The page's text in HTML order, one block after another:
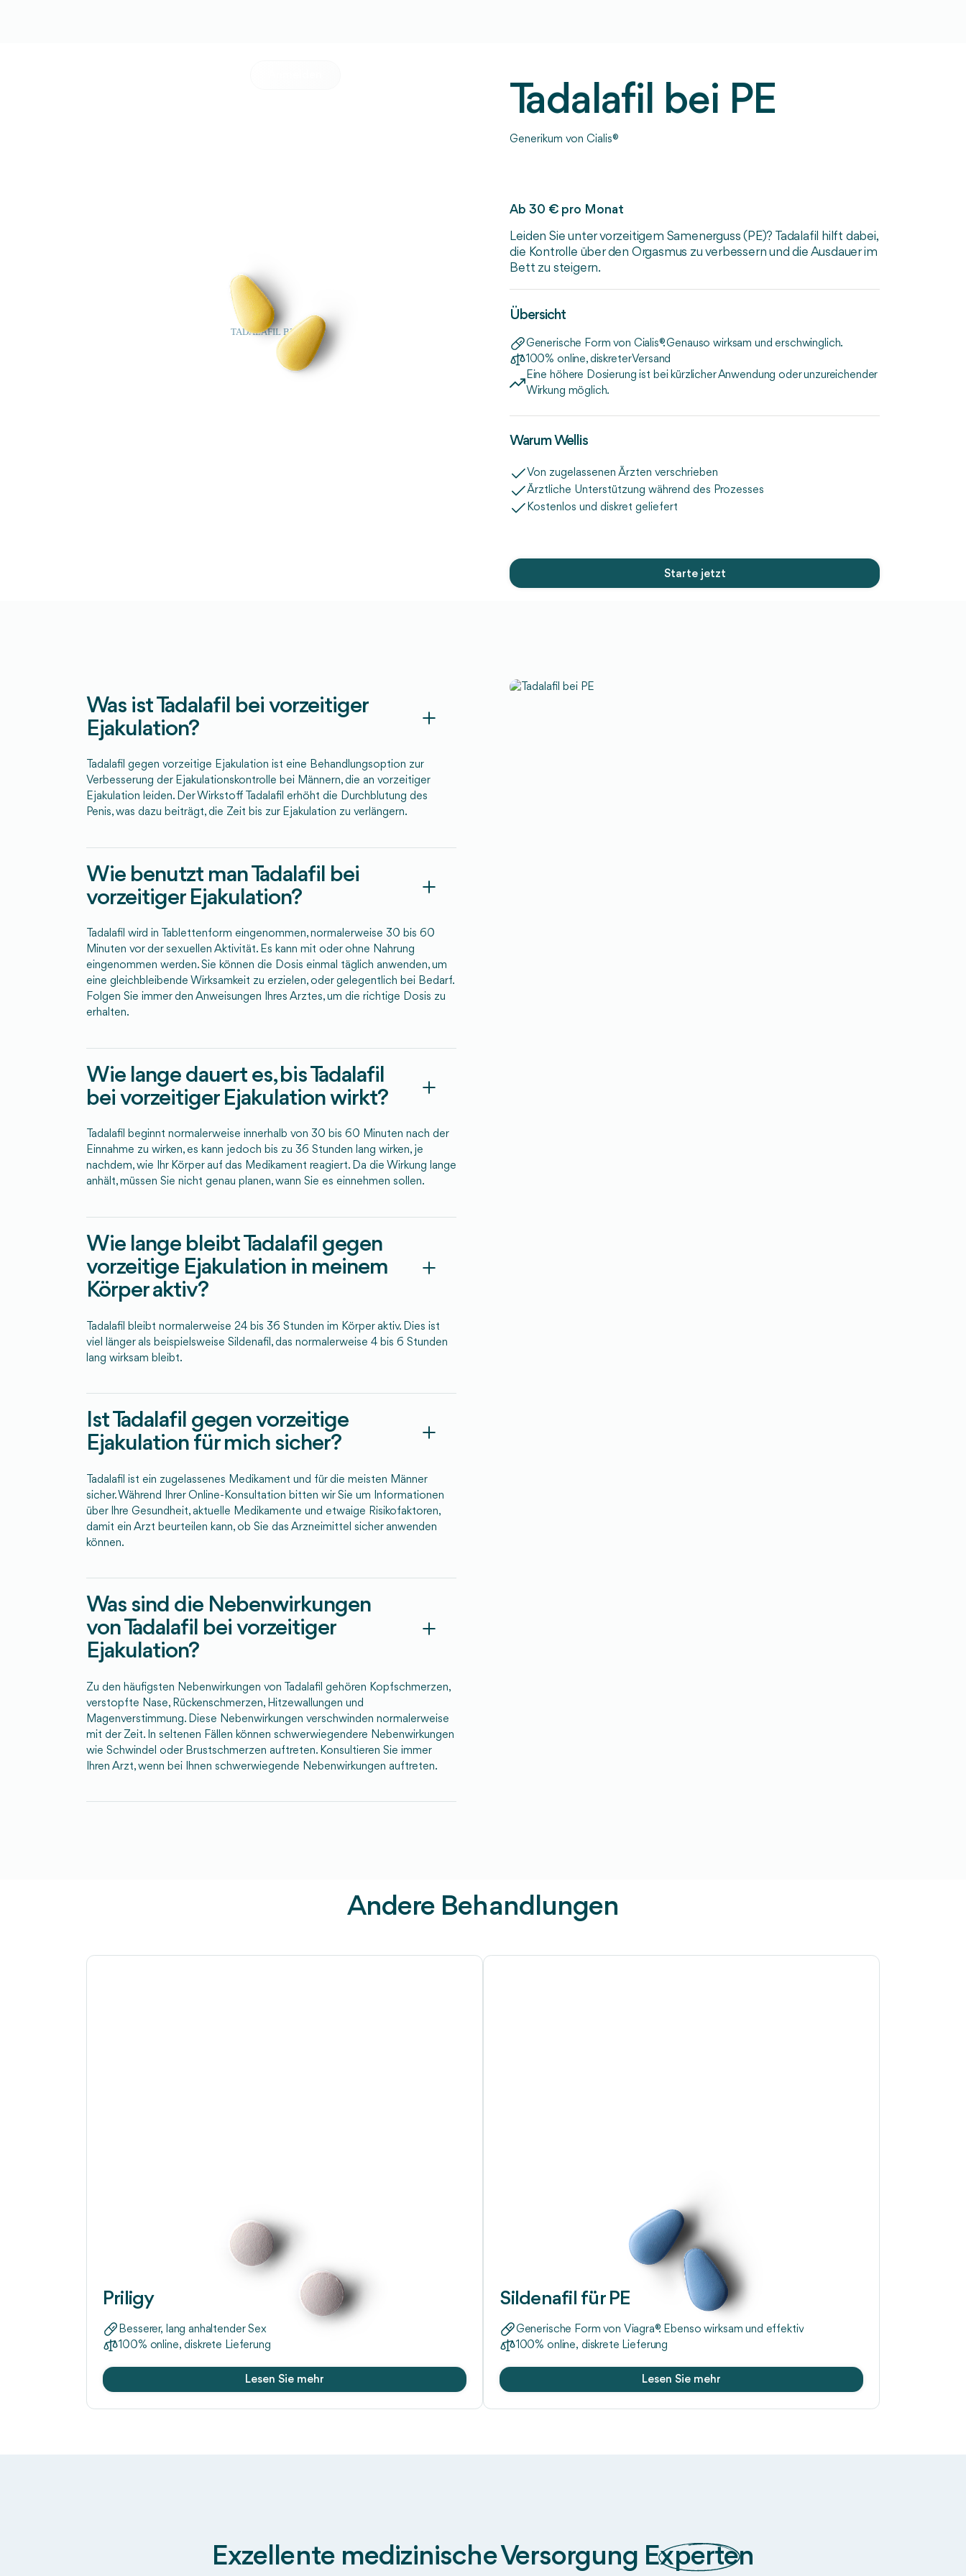
TADALAFIL BEI PE
Tadalafil bei PE
Generikum von Cialis®
Ab 30 € pro Monat
Leiden Sie unter vorzeitigem Samenerguss (PE)? Tadalafil hilft dabei,
die Kontrolle über den Orgasmus zu verbessern und die Ausdauer im
Bett zu steigern.
Übersicht
Generische Form von Cialis®. Genauso wirksam und erschwinglich.
100% online, diskreter Versand
Eine höhere Dosierung ist bei kürzlicher Anwendung oder unzureichender
Wirkung möglich.
Warum Wellis
Von zugelassenen Ärzten verschrieben
Ärztliche Unterstützung während des Prozesses
Kostenlos und diskret geliefert
Starte jetzt
Was ist Tadalafil bei vorzeitiger
Ejakulation?
Tadalafil gegen vorzeitige Ejakulation ist eine Behandlungsoption zur
Verbesserung der Ejakulationskontrolle bei Männern, die an vorzeitiger
Ejakulation leiden. Der Wirkstoff Tadalafil erhöht die Durchblutung des
Penis, was dazu beiträgt, die Zeit bis zur Ejakulation zu verlängern.
Wie benutzt man Tadalafil bei
vorzeitiger Ejakulation?
Tadalafil wird in Tablettenform eingenommen, normalerweise 30 bis 60
Minuten vor der sexuellen Aktivität. Es kann mit oder ohne Nahrung
eingenommen werden. Sie können die Dosis einmal täglich anwenden, um
eine gleichbleibende Wirksamkeit zu erzielen, oder gelegentlich bei Bedarf.
Folgen Sie immer den Anweisungen Ihres Arztes, um die richtige Dosis zu
erhalten.
Wie lange dauert es, bis Tadalafil
bei vorzeitiger Ejakulation wirkt?
Tadalafil beginnt normalerweise innerhalb von 30 bis 60 Minuten nach der
Einnahme zu wirken, es kann jedoch bis zu 36 Stunden lang wirken, je
nachdem, wie Ihr Körper auf das Medikament reagiert. Da die Wirkung lange
anhält, müssen Sie nicht genau planen, wann Sie es einnehmen sollen.
Wie lange bleibt Tadalafil gegen
vorzeitige Ejakulation in meinem
Körper aktiv?
Tadalafil bleibt normalerweise 24 bis 36 Stunden im Körper aktiv. Dies ist
viel länger als beispielsweise Sildenafil, das normalerweise 4 bis 6 Stunden
lang wirksam bleibt.
Ist Tadalafil gegen vorzeitige
Ejakulation für mich sicher?
Tadalafil ist ein zugelassenes Medikament und für die meisten Männer
sicher. Während Ihrer Online-Konsultation bitten wir Sie um Informationen
über Ihre Gesundheit, aktuelle Medikamente und etwaige Risikofaktoren,
damit ein Arzt beurteilen kann, ob Sie das Arzneimittel sicher anwenden
können.
Was sind die Nebenwirkungen
von Tadalafil bei vorzeitiger
Ejakulation?
Zu den häufigsten Nebenwirkungen von Tadalafil gehören Kopfschmerzen,
verstopfte Nase, Rückenschmerzen, Hitzewallungen und
Magenverstimmung. Diese Nebenwirkungen verschwinden normalerweise
mit der Zeit. In seltenen Fällen können schwerwiegendere Nebenwirkungen
wie Schwindel oder Brustschmerzen auftreten. Konsultieren Sie immer
Ihren Arzt, wenn bei Ihnen schwerwiegende Nebenwirkungen auftreten.
Andere Behandlungen
Priligy
Besserer, lang anhaltender Sex
100% online, diskrete Lieferung
Lesen Sie mehr
Sildenafil für PE
Generische Form von Viagra®. Ebenso wirksam und effektiv
100% online, diskrete Lieferung
Lesen Sie mehr
Exzellente medizinische Versorgung Experten